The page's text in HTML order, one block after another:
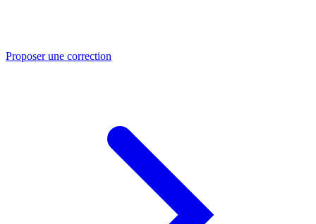
Proposer une correction